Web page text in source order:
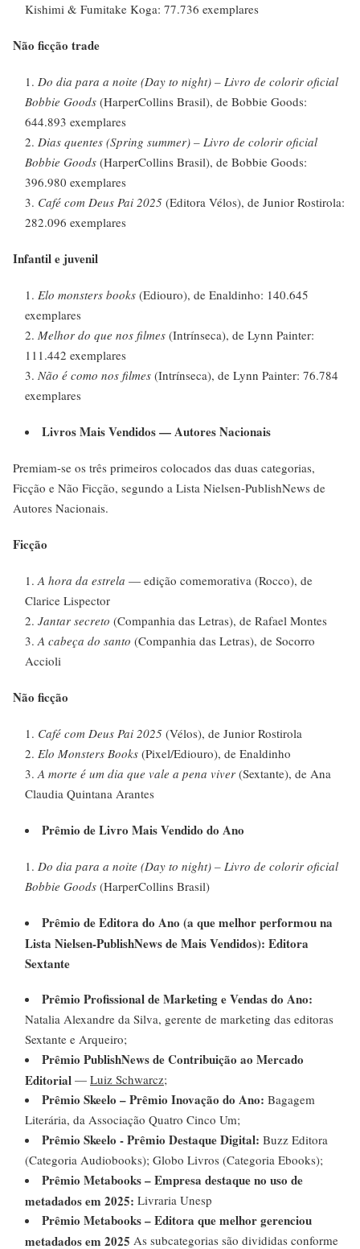
Kishimi & Fumitake Koga: 77.736 exemplares
Não ficção trade
Do dia para a noite (Day to night) – Livro de colorir oficial
Bobbie Goods (HarperCollins Brasil), de Bobbie Goods:
644.893 exemplares
Dias quentes (Spring summer) – Livro de colorir oficial
Bobbie Goods (HarperCollins Brasil), de Bobbie Goods:
396.980 exemplares
Café com Deus Pai 2025 (Editora Vélos), de Junior Rostirola:
282.096 exemplares
Infantil e juvenil
Elo monsters books (Ediouro), de Enaldinho: 140.645
exemplares
Melhor do que nos filmes (Intrínseca), de Lynn Painter:
111.442 exemplares
Não é como nos filmes (Intrínseca), de Lynn Painter: 76.784
exemplares
Livros Mais Vendidos — Autores Nacionais
Premiam-se os três primeiros colocados das duas categorias,
Ficção e Não Ficção, segundo a Lista Nielsen-PublishNews de
Autores Nacionais.
Ficção
A hora da estrela — edição comemorativa (Rocco), de
Clarice Lispector
Jantar secreto (Companhia das Letras), de Rafael Montes
A cabeça do santo (Companhia das Letras), de Socorro
Accioli
Não ficção
Café com Deus Pai 2025 (Vélos), de Junior Rostirola
Elo Monsters Books (Pixel/Ediouro), de Enaldinho
A morte é um dia que vale a pena viver (Sextante), de Ana
Claudia Quintana Arantes
Prêmio de Livro Mais Vendido do Ano
Do dia para a noite (Day to night) – Livro de colorir oficial
Bobbie Goods (HarperCollins Brasil)
Prêmio de Editora do Ano (a que melhor performou na
Lista Nielsen-PublishNews de Mais Vendidos): Editora
Sextante
Prêmio Profissional de Marketing e Vendas do Ano:
Natalia Alexandre da Silva, gerente de marketing das editoras
Sextante e Arqueiro;
Prêmio PublishNews de Contribuição ao Mercado
Editorial — Luiz Schwarcz;
Prêmio Skeelo – Prêmio Inovação do Ano: Bagagem
Literária, da Associação Quatro Cinco Um;
Prêmio Skeelo - Prêmio Destaque Digital: Buzz Editora
(Categoria Audiobooks); Globo Livros (Categoria Ebooks);
Prêmio Metabooks – Empresa destaque no uso de
metadados em 2025: Livraria Unesp
Prêmio Metabooks – Editora que melhor gerenciou
metadados em 2025 As subcategorias são divididas conforme